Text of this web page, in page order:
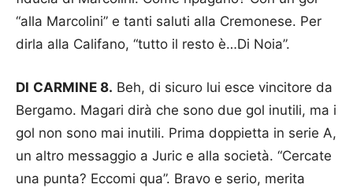
“alla Marcolini” e tanti saluti alla Cremonese. Per
dirla alla Califano, “tutto il resto è…Di Noia”.
DI CARMINE 8. Beh, di sicuro lui esce vincitore da
Bergamo. Magari dirà che sono due gol inutili, ma i
gol non sono mai inutili. Prima doppietta in serie A,
un altro messaggio a Juric e alla società. “Cercate
una punta? Eccomi qua”. Bravo e serio, merita